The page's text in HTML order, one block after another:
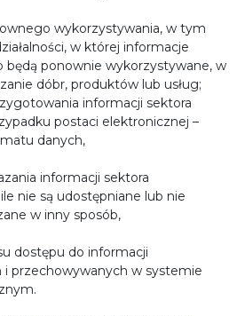
wykorzystywania, w tym
w której informacje
będą ponownie wykorzystywane, w
dóbr, produktów lub usług;
informacji sektora
postaci elektronicznej –
danych,
informacji sektora
nie są udostępniane lub nie
w inny sposób,
dostępu do informacji
przechowywanych w systemie